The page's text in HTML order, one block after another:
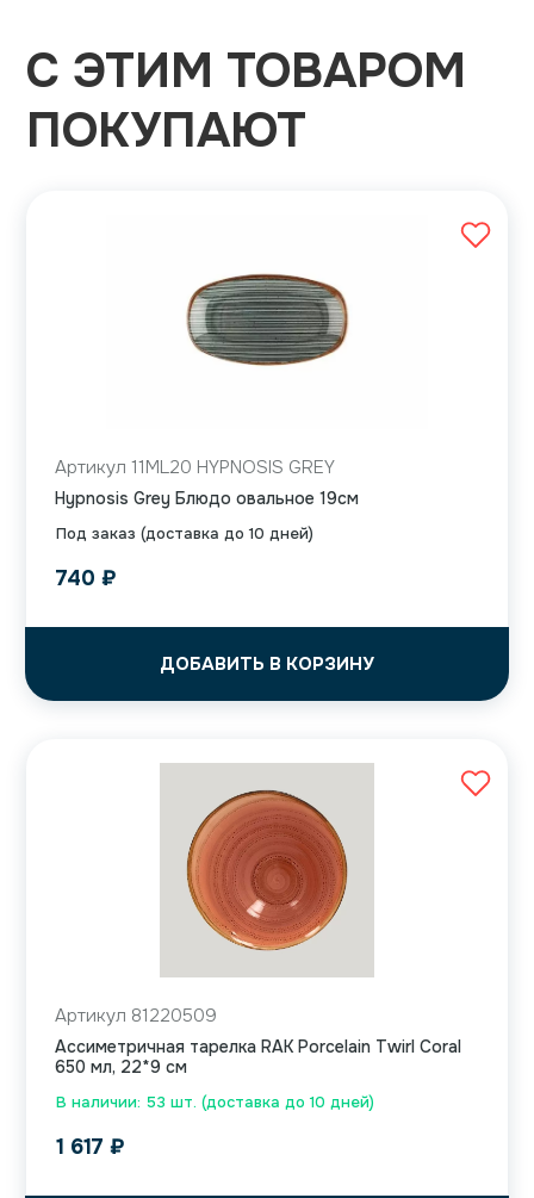
С ЭТИМ ТОВАРОМ
ПОКУПАЮТ
Под заказ (доставка до 10 дней)
Артикул 11ML20 HYPNOSIS GREY
Hypnosis Grey Блюдо овальное 19см
740 ₽
ДОБАВИТЬ В КОРЗИНУ
В наличии: 53 шт. (доставка до 10 дней)
Артикул 81220509
Ассиметричная тарелка RAK Porcelain Twirl Coral
650 мл, 22*9 см
1 617 ₽